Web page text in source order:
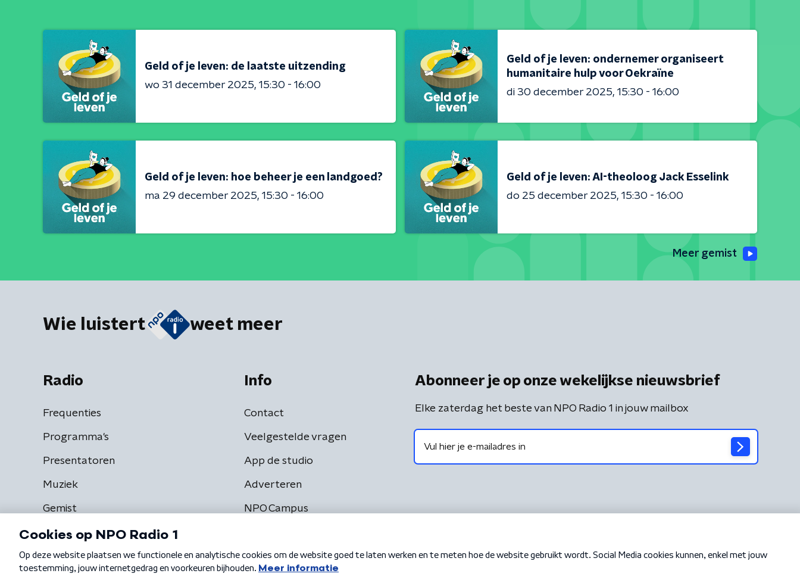
Geld of je leven: de laatste uitzending
wo 31 december 2025 15:30 - 16:00
Geld of je leven: ondernemer organiseert
humanitaire hulp voor Oekraïne
di 30 december 2025 15:30 - 16:00
Geld of je leven: hoe beheer je een landgoed?
ma 29 december 2025 15:30 - 16:00
Geld of je leven: AI-theoloog Jack Esselink
do 25 december 2025 15:30 - 16:00
Meer gemist
Wie luistert weet meer
Radio
Frequenties
Programma's
Presentatoren
Muziek
Gemist
Info
Contact
Veelgestelde vragen
App de studio
Adverteren
NPO Campus
Abonneer je op onze wekelijkse nieuwsbrief
Elke zaterdag het beste van NPO Radio 1 in jouw mailbox
Algemene voorwaarden Privacybeleid